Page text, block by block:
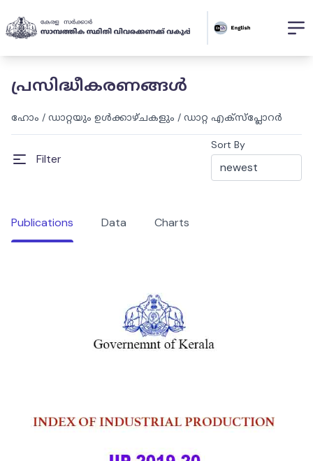
പ്രസിദ്ധീകരണങ്ങൾ
ഹോം / ഡാറ്റയും ഉൾക്കാഴ്ചകളും / ഡാറ്റ എക്സ്പ്ലോറർ
Filter
Sort By
Publications Data Charts